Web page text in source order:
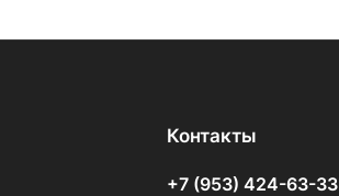
Контакты
+7 (953) 424-63-33